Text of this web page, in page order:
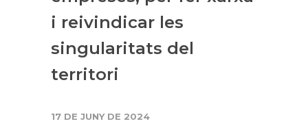
i reivindicar les
singularitats del
territori
17 DE JUNY DE 2024